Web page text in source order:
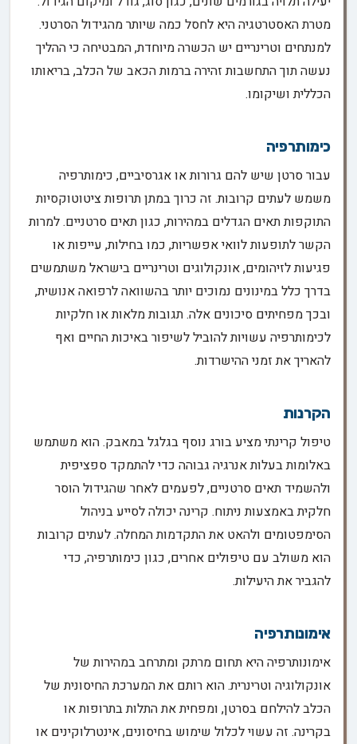
מטרת האסטרטגיה היא לחסל כמה שיותר מהגידול הסרטני.
למנתחים וטרינריים יש הכשרה מיוחדת, המבטיחה כי ההליך
נעשה תוך התחשבות זהירה ברמות הכאב של הכלב, בריאותו
הכללית ושיקומו.
כימותרפיה
עבור סרטן שיש להם גרורות או אגרסיביים, כימותרפיה
משמש לעתים קרובות. זה כרוך במתן תרופות ציטוטוקסיות
התוקפות תאים הגדלים במהירות, כגון תאים סרטניים. למרות
הקשר לתופעות לוואי אפשריות, כמו בחילות, עייפות או
פגיעות לזיהומים, אונקולוגים וטרינריים בישראל משתמשים
בדרך כלל במינונים נמוכים יותר בהשוואה לרפואה אנושית,
ובכך מפחיתים סיכונים אלה. תגובות מלאות או חלקיות
לכימותרפיה עשויות להוביל לשיפור באיכות החיים ואף
להאריך את זמני ההישרדות.
הקרנות
טיפול קרינתי מציע בורג נוסף בגלגל במאבק. הוא משתמש
באלומות בעלות אנרגיה גבוהה כדי להתמקד ספציפית
ולהשמיד תאים סרטניים, לפעמים לאחר שהגידול הוסר
חלקית באמצעות ניתוח. קרינה יכולה לסייע בניהול
הסימפטומים ולהאט את התקדמות המחלה. לעתים קרובות
הוא משולב עם טיפולים אחרים, כגון כימותרפיה, כדי
להגביר את היעילות.
אימונותרפיה
אימונותרפיה היא תחום מרתק ומתרחב במהירות של
אונקולוגיה וטרינרית. הוא רותם את המערכת החיסונית של
הכלב להילחם בסרטן, ומפחית את התלות בתרופות או
בקרינה. זה עשוי לכלול שימוש בחיסונים, אינטרלוקינים או